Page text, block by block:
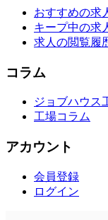
おすすめの求
キープ中の求
求人の閲覧履
コラム
ジョブハウス
工場コラム
アカウント
会員登録
ログイン